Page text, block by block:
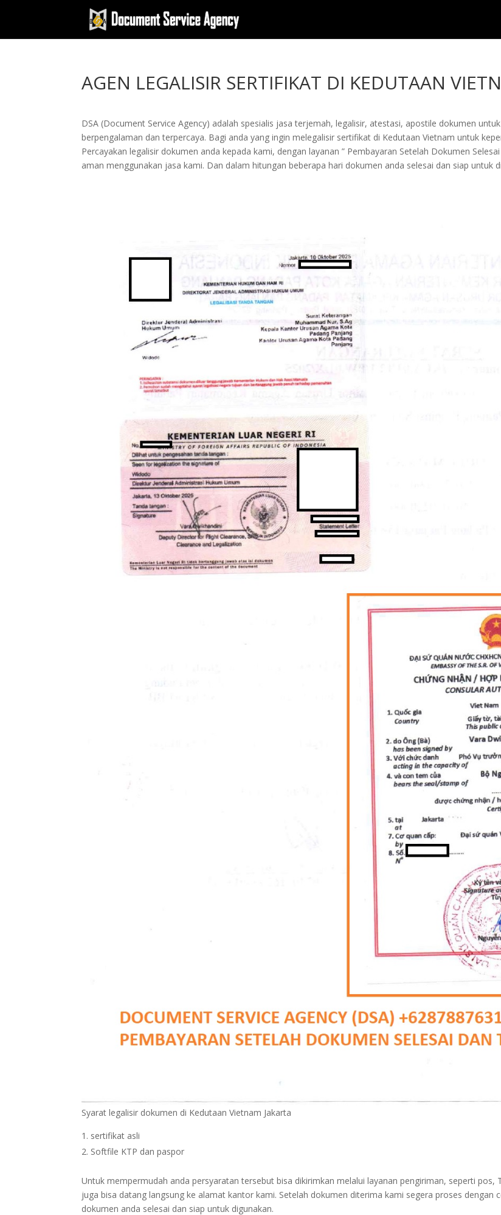
AGEN LEGALISIR SERTIFIKAT DI KEDUTAAN
DSA (Document Service Agency) adalah spesialis jasa terjemah, legalisir, atestasi, apostile dokumen
berpengalaman dan terpercaya. Bagi anda yang ingin melegalisir sertifikat di Kedutaan Vietnam untuk
Percayakan legalisir dokumen anda kepada kami, dengan layanan ” Pembayaran Setelah Dokumen
aman menggunakan jasa kami. Dan dalam hitungan beberapa hari dokumen anda selesai dan siap untuk
Syarat legalisir dokumen di Kedutaan Vietnam Jakarta
sertifikat asli
Softfile KTP dan paspor
Untuk mempermudah anda persyaratan tersebut bisa dikirimkan melalui layanan pengiriman, seperti pos,
juga bisa datang langsung ke alamat kantor kami. Setelah dokumen diterima kami segera proses dengan
dokumen anda selesai dan siap untuk digunakan.